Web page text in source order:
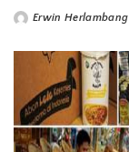
Erwin Herlambang